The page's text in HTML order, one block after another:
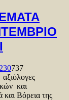
0737
αξιόλογες
και
και Βόρεια της